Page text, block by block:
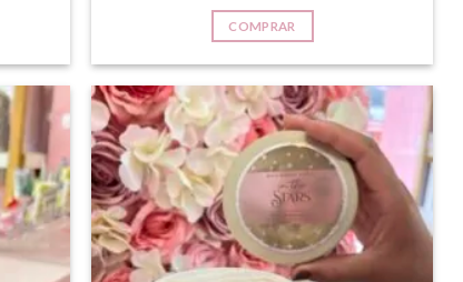
COMPRAR